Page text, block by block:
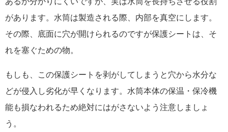
があります。水筒は製造される際、内部を真空にします。
その際、底面に穴が開けられるのですが保護シートは、そ
れを塞ぐための物。
もしも、この保護シートを剥がしてしまうと穴から水分な
どが侵入し劣化が早くなります。水筒本体の保温・保冷機
能も損なわれるため絶対にはがさないよう注意しましょ
う。